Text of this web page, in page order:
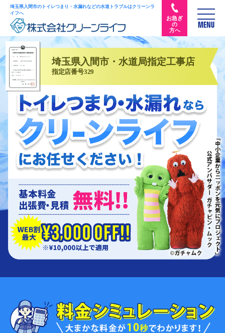
埼玉県入間市のトイレつまり・水漏れなどの水道トラブルはクリーンラ
イフへ
お急ぎ
の
方へ
MENU
埼玉県入間市・水道局指定工事店
指定店番号329